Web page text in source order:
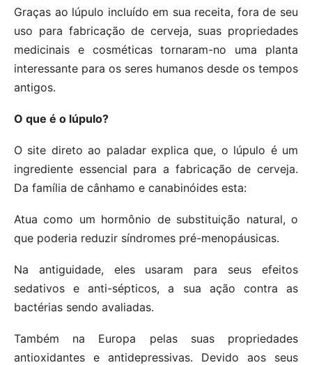
Graças ao lúpulo incluído em sua receita, fora de seu
uso para fabricação de cerveja, suas propriedades
medicinais e cosméticas tornaram-no uma planta
interessante para os seres humanos desde os tempos
antigos.
O que é o lúpulo?
O site direto ao paladar explica que, o lúpulo é um
ingrediente essencial para a fabricação de cerveja.
Da família de cânhamo e canabinóides esta:
Atua como um hormônio de substituição natural, o
que poderia reduzir síndromes pré-menopáusicas.
Na antiguidade, eles usaram para seus efeitos
sedativos e anti-sépticos, a sua ação contra as
bactérias sendo avaliadas.
Também na Europa pelas suas propriedades
antioxidantes e antidepressivas. Devido aos seus